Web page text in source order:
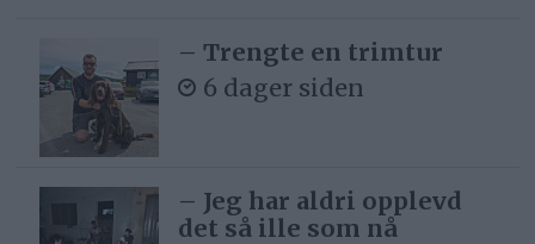
– Trengte en trimtur
6 dager siden
– Jeg har aldri opplevd
det så ille som nå